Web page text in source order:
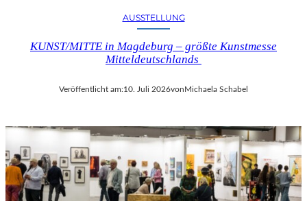
AUSSTELLUNG
KUNST/MITTE in Magdeburg – größte Kunstmesse
Mitteldeutschlands
Veröffentlicht am:10. Juli 2026vonMichaela Schabel